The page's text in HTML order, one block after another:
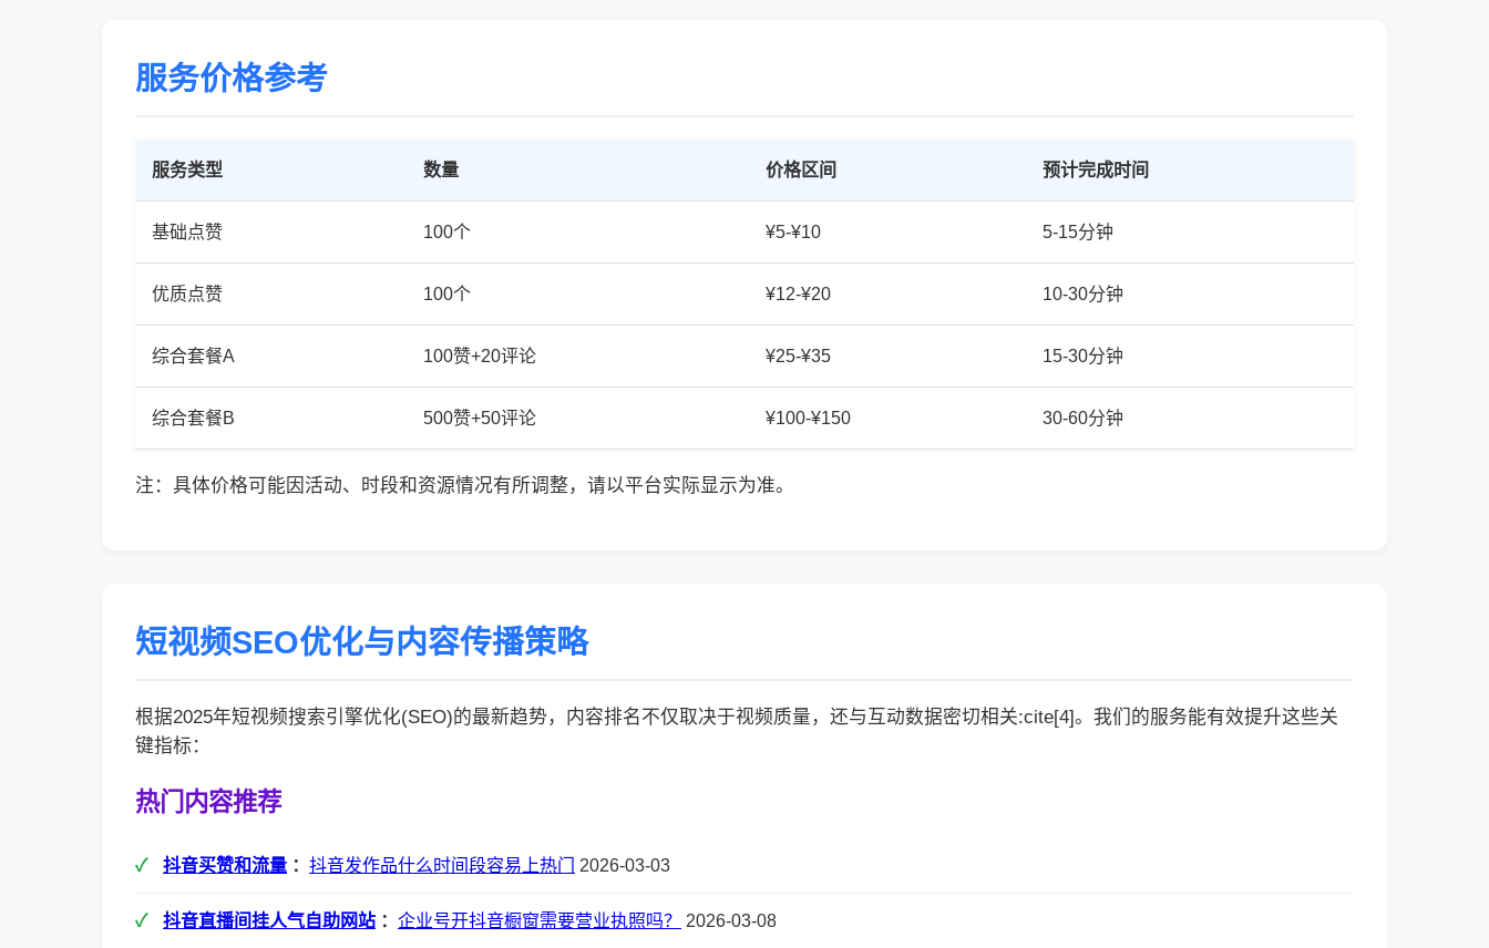
服务价格参考
服务类型 数量 价格区间 预计完成时间
基础点赞 100个 ¥5-¥10 5-15分钟
优质点赞 100个 ¥12-¥20 10-30分钟
综合套餐A 100赞+20评论 ¥25-¥35 15-30分钟
综合套餐B 500赞+50评论 ¥100-¥150 30-60分钟
注：具体价格可能因活动、时段和资源情况有所调整，请以平台实际显示为准。
短视频SEO优化与内容传播策略
根据2025年短视频搜索引擎优化(SEO)的最新趋势，内容排名不仅取决于视频质量，还与互动数据密切相关:cite[4]。我们的服务能有效提升这些关
键指标：
热门内容推荐
抖音买赞和流量 ： 抖音发作品什么时间段容易上热门 2026-03-03
抖音直播间挂人气自助网站 ： 企业号开抖音橱窗需要营业执照吗？ 2026-03-08